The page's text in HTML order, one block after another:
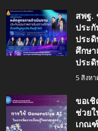
สพฐ.
ประ
ประ
ศึกษ
ประดิ
5 สิงห
ขอเ
ช่วย
เกณ